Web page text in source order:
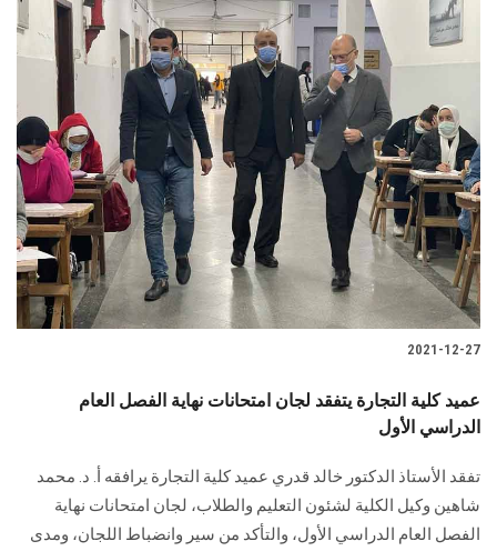
2021-12-27
عميد كلية التجارة يتفقد لجان امتحانات نهاية الفصل العام
الدراسي الأول
تفقد الأستاذ الدكتور خالد قدري عميد كلية التجارة يرافقه أ. د. محمد
شاهين وكيل الكلية لشئون التعليم والطلاب، لجان امتحانات نهاية
الفصل العام الدراسي الأول، والتأكد من سير وانضباط اللجان، ومدى